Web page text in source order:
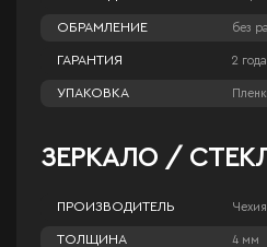
ОБРАМЛЕНИЕ без
ГАРАНТИЯ 2
УПАКОВКА
ЗЕРКАЛО /
ПРОИЗВОДИТЕЛЬ Чехия
ТОЛЩИНА 4 мм